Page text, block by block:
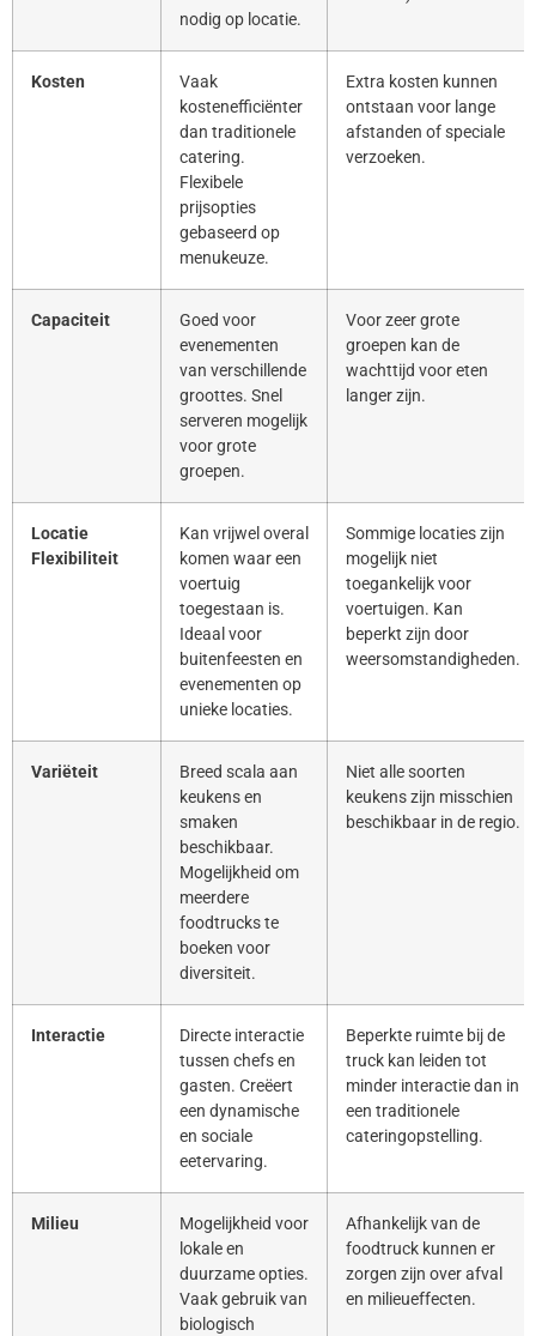
nodig op locatie.
Kosten
Vaak
kostenefficiënter
dan traditionele
catering.
Flexibele
prijsopties
gebaseerd op
menukeuze.
Extra kosten kunnen
ontstaan voor lange
afstanden of speciale
verzoeken.
Capaciteit
Goed voor
evenementen
van verschillende
groottes. Snel
serveren mogelijk
voor grote
groepen.
Voor zeer grote
groepen kan de
wachttijd voor eten
langer zijn.
Locatie
Flexibiliteit
Kan vrijwel overal
komen waar een
voertuig
toegestaan is.
Ideaal voor
buitenfeesten en
evenementen op
unieke locaties.
Sommige locaties zijn
mogelijk niet
toegankelijk voor
voertuigen. Kan
beperkt zijn door
weersomstandigheden.
Variëteit
Breed scala aan
keukens en
smaken
beschikbaar.
Mogelijkheid om
meerdere
foodtrucks te
boeken voor
diversiteit.
Niet alle soorten
keukens zijn misschien
beschikbaar in de regio.
Interactie
Directe interactie
tussen chefs en
gasten. Creëert
een dynamische
en sociale
eetervaring.
Beperkte ruimte bij de
truck kan leiden tot
minder interactie dan in
een traditionele
cateringopstelling.
Milieu
Mogelijkheid voor
lokale en
duurzame opties.
Vaak gebruik van
biologisch
Afhankelijk van de
foodtruck kunnen er
zorgen zijn over afval
en milieueffecten.